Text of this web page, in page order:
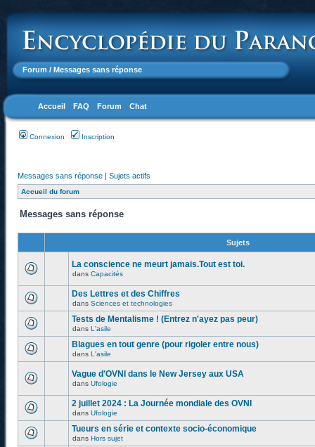
Forum / Messages sans réponse
Accueil FAQ Forum Chat
Connexion Inscription
Messages sans réponse | Sujets actifs
Accueil du forum
Messages sans réponse
Sujets
La conscience ne meurt jamais.Tout est toi.
dans Capacités
Des Lettres et des Chiffres
dans Sciences et technologies
Tests de Mentalisme ! (Entrez n'ayez pas peur)
dans L'asile
Blagues en tout genre (pour rigoler entre nous)
dans L'asile
Vague d'OVNI dans le New Jersey aux USA
dans Ufologie
2 juillet 2024 : La Journée mondiale des OVNI
dans Ufologie
Tueurs en série et contexte socio-économique
dans Hors sujet